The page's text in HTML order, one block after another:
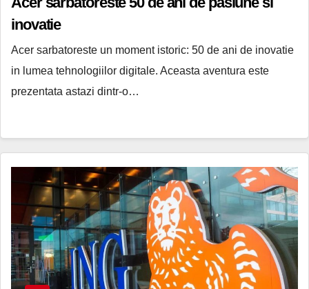
inovatie
Acer sarbatoreste un moment istoric: 50 de ani de inovatie
in lumea tehnologiilor digitale. Aceasta aventura este
prezentata astazi dintr-o…